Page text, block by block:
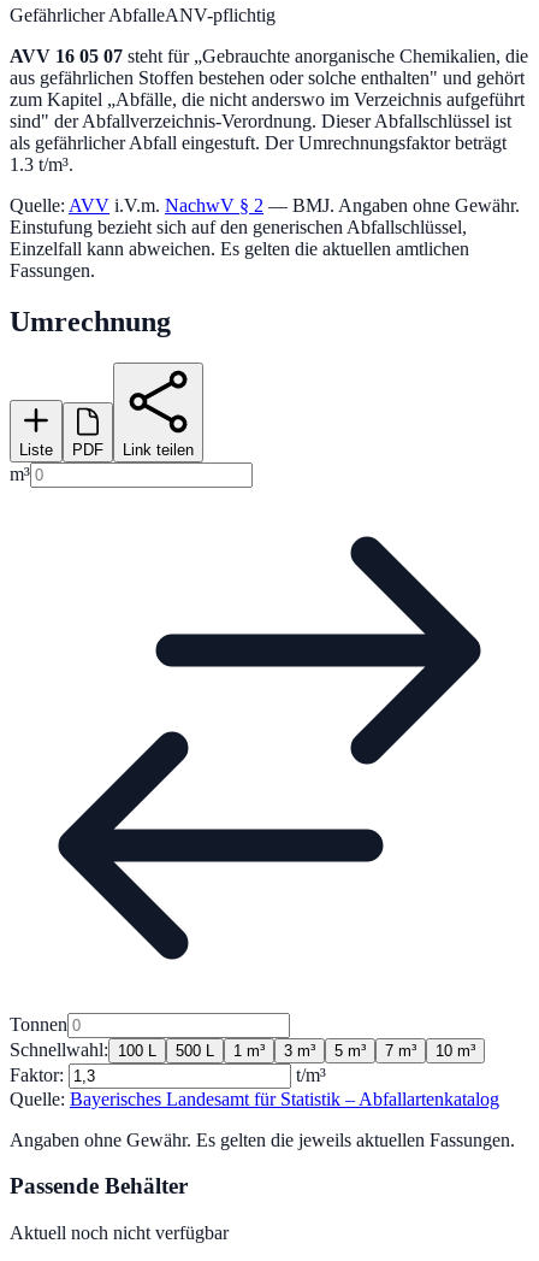
Gefährlicher AbfalleANV-pflichtig
AVV 16 05 07 steht für „Gebrauchte anorganische Chemikalien, die
aus gefährlichen Stoffen bestehen oder solche enthalten" und gehört
zum Kapitel „Abfälle, die nicht anderswo im Verzeichnis aufgeführt
sind" der Abfallverzeichnis-Verordnung. Dieser Abfallschlüssel ist
als gefährlicher Abfall eingestuft. Der Umrechnungsfaktor beträgt
1.3 t/m³.
Quelle: AVV i.V.m. NachwV § 2 — BMJ. Angaben ohne Gewähr.
Einstufung bezieht sich auf den generischen Abfallschlüssel,
Einzelfall kann abweichen. Es gelten die aktuellen amtlichen
Fassungen.
Umrechnung
Liste PDF Link teilen
m³
Tonnen
Schnellwahl:
100 L 500 L 1 m³ 3 m³ 5 m³ 7 m³ 10 m³
Faktor:
t/m³
Quelle: Bayerisches Landesamt für Statistik – Abfallartenkatalog
Angaben ohne Gewähr. Es gelten die jeweils aktuellen Fassungen.
Passende Behälter
Aktuell noch nicht verfügbar